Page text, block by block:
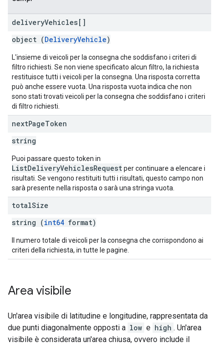
deliveryVehicles[]
object (DeliveryVehicle)
L'insieme di veicoli per la consegna che soddisfano i criteri di
filtro richiesti. Se non viene specificato alcun filtro, la richiesta
restituisce tutti i veicoli per la consegna. Una risposta corretta
può anche essere vuota. Una risposta vuota indica che non
sono stati trovati veicoli per la consegna che soddisfano i criteri
di filtro richiesti.
nextPageToken
string
Puoi passare questo token in
ListDeliveryVehiclesRequestper continuare a elencare i
risultati. Se vengono restituiti tutti i risultati, questo campo non
sarà presente nella risposta o sarà una stringa vuota.
totalSize
string (int64 format)
Il numero totale di veicoli per la consegna che corrispondono ai
criteri della richiesta, in tutte le pagine.
Area visibile
Un'area visibile di latitudine e longitudine, rappresentata da
due punti diagonalmente opposti a low e high . Un'area
visibile è considerata un'area chiusa, ovvero include il